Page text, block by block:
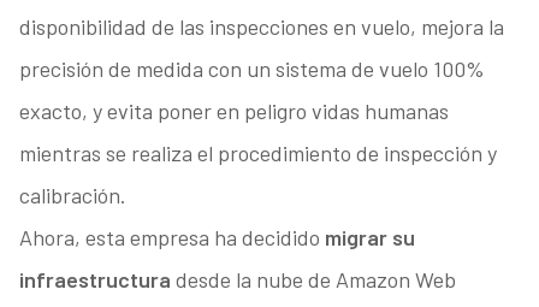
disponibilidad de las inspecciones en vuelo, mejora la
precisión de medida con un sistema de vuelo 100%
exacto, y evita poner en peligro vidas humanas
mientras se realiza el procedimiento de inspección y
calibración.
Ahora, esta empresa ha decidido migrar su
infraestructura desde la nube de Amazon Web